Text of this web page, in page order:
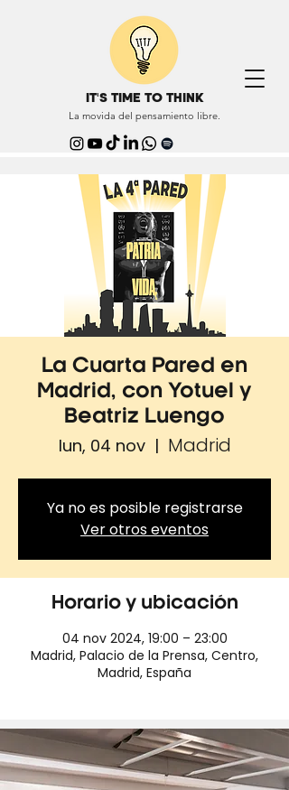
IT'S TIME TO THINK
La movida del pensamiento libre.
La Cuarta Pared en
Madrid, con Yotuel y
Beatriz Luengo
lun, 04 nov
  |
Madrid
Ya no es posible registrarse
Ver otros eventos
Horario y ubicación
04 nov 2024, 19:00 – 23:00
Madrid, Palacio de la Prensa, Centro,
Madrid, España